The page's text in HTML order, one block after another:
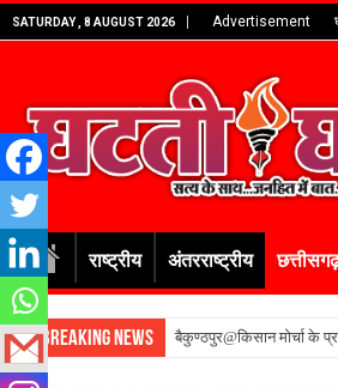
SATURDAY , 8 AUGUST 2026 Advertisement
राष्ट्रीय अंतरराष्ट्रीय
Breaking News बैकुण्ठपुर@किसान मोर्चा के